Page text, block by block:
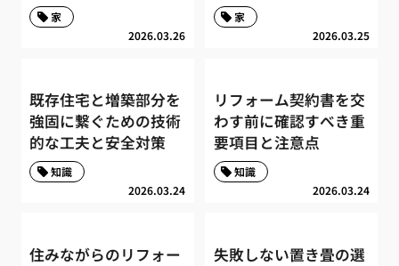
2026.03.26
家
2026.03.25
家
既存住宅と増築部分を
強固に繋ぐための技術
的な工夫と安全対策
2026.03.24
知識
リフォーム契約書を交
わす前に確認すべき重
要項目と注意点
2026.03.24
知識
住みながらのリフォー
失敗しない置き畳の選